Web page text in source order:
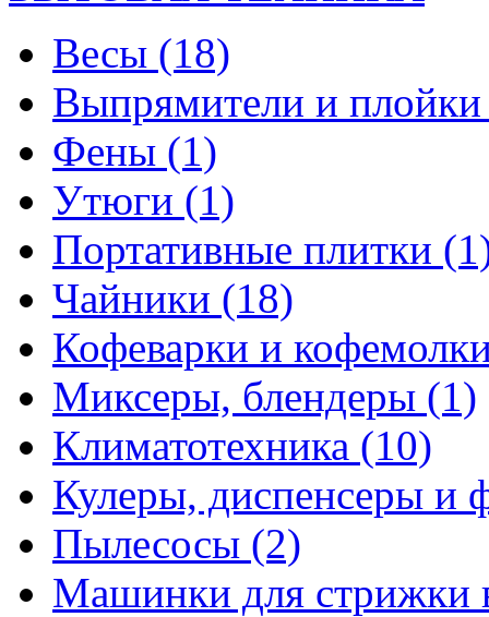
Весы (18)
Выпрямители и
Фены (1)
Утюги (1)
Портативные плитки
Чайники (18)
Кофеварки и
Миксеры, блендеры (1)
Климатотехника (10)
Кулеры, диспенсеры и
Пылесосы (2)
Машинки для стрижки